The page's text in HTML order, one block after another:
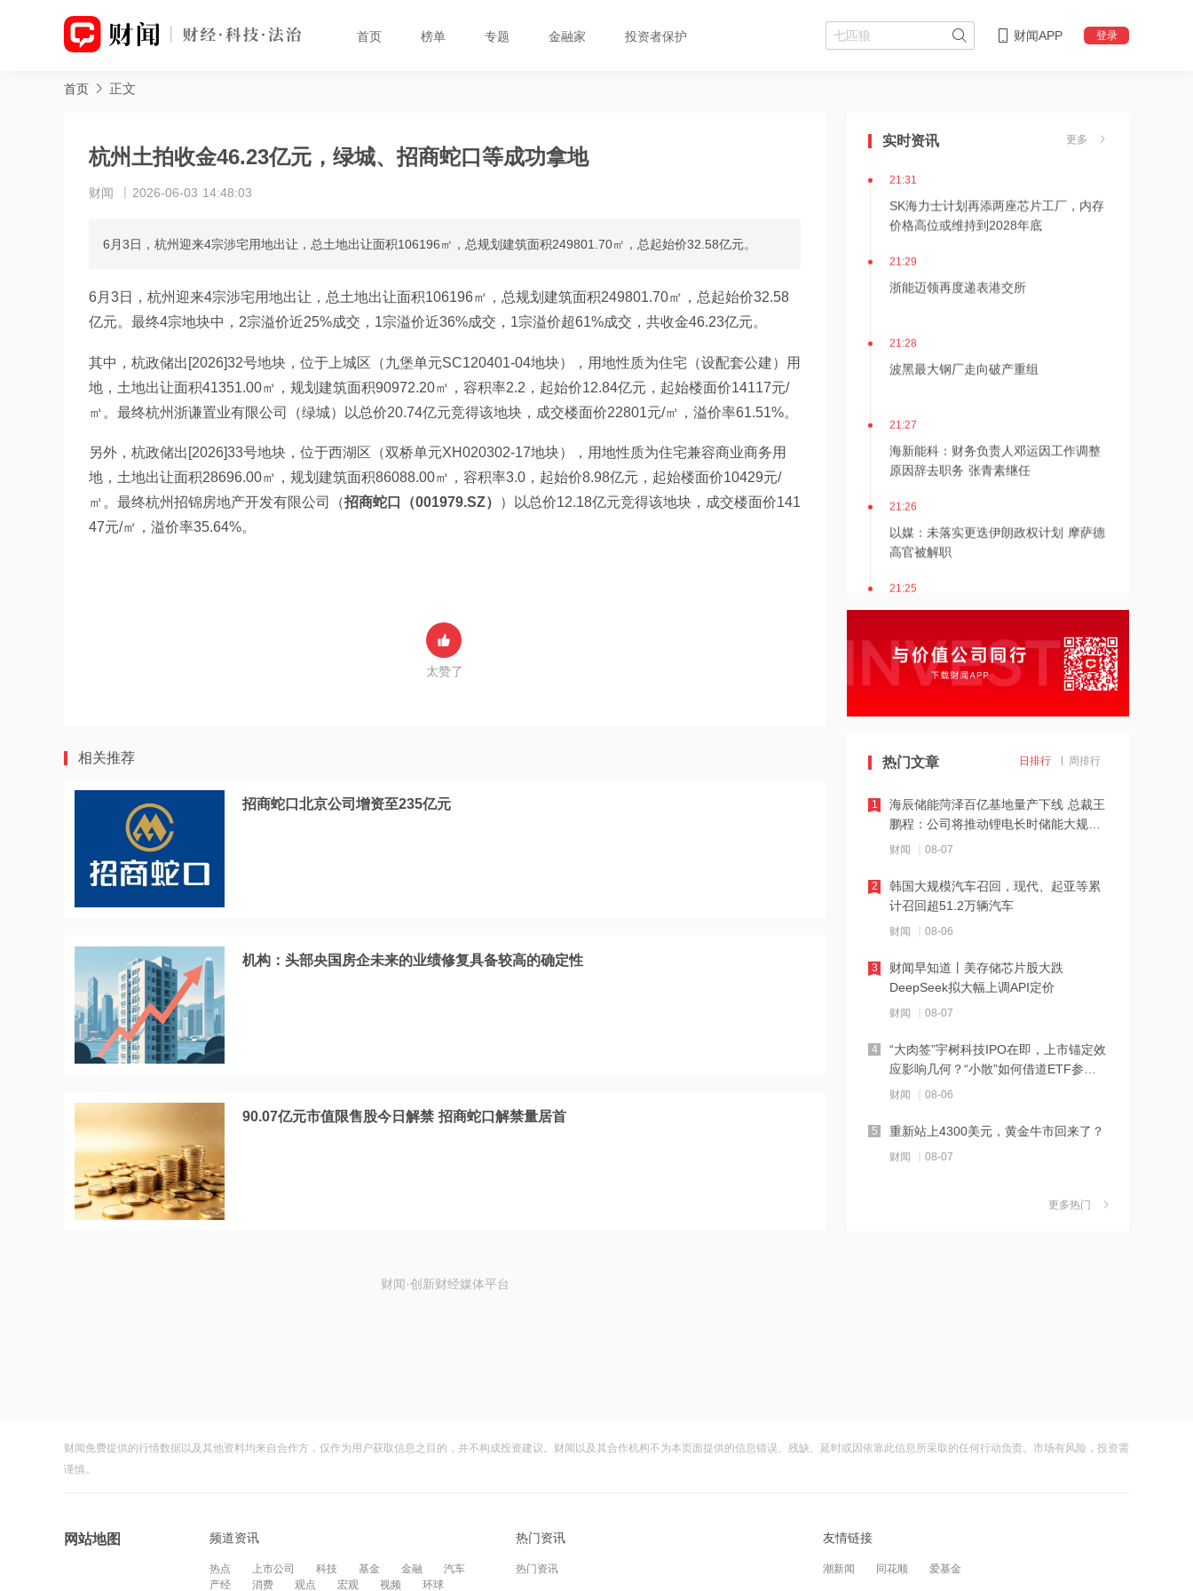
首页 榜单 专题 金融家 投资者保护 财闻APP 登录
首页 正文
杭州土拍收金46.23亿元，绿城、招商蛇口等成功拿地
财闻 2026-06-03 14:48:03
6月3日，杭州迎来4宗涉宅用地出让，总土地出让面积106196㎡，总规划建筑面积249801.70㎡，总起始价32.58亿元。
6月3日，杭州迎来4宗涉宅用地出让，总土地出让面积106196㎡，总规划建筑面积249801.70㎡，总起始价32.58
亿元。最终4宗地块中，2宗溢价近25%成交，1宗溢价近36%成交，1宗溢价超61%成交，共收金46.23亿元。
其中，杭政储出[2026]32号地块，位于上城区（九堡单元SC120401-04地块），用地性质为住宅（设配套公建）用
地，土地出让面积41351.00㎡，规划建筑面积90972.20㎡，容积率2.2，起始价12.84亿元，起始楼面价14117元/
㎡。最终杭州浙谦置业有限公司（绿城）以总价20.74亿元竞得该地块，成交楼面价22801元/㎡，溢价率61.51%。
另外，杭政储出[2026]33号地块，位于西湖区（双桥单元XH020302-17地块），用地性质为住宅兼容商业商务用
地，土地出让面积28696.00㎡，规划建筑面积86088.00㎡，容积率3.0，起始价8.98亿元，起始楼面价10429元/
㎡。最终杭州招锦房地产开发有限公司（招商蛇口（001979.SZ）
）以总价12.18亿元竞得该地块，成交楼面价141
47元/㎡，溢价率35.64%。
太赞了
相关推荐
招商蛇口北京公司增资至235亿元
机构：头部央国房企未来的业绩修复具备较高的确定性
90.07亿元市值限售股今日解禁 招商蛇口解禁量居首
财闻·创新财经媒体平台
实时资讯 更多
三大指数高开，美光、博通、英特尔集
21:31
SK海力士计划再添两座芯片工厂，内存
价格高位或维持到2028年底
21:29
浙能迈领再度递表港交所
21:28
波黑最大钢厂走向破产重组
21:27
海新能科：财务负责人邓运因工作调整
原因辞去职务 张青素继任
21:26
以媒：未落实更迭伊朗政权计划 摩萨德
高官被解职
21:25
湖北能源：7月公司完成发电量37.89亿
21:24
北京：非京籍家庭购房社保个税缴纳年
美国重要数据出炉，美联储年底前加息
21:23
下周285.22亿元市值限售股解禁 陆家嘴
21:20
中国再保险：何兴达董事任职资格获国
21:16
海川智能：公司自动衡器产品没有应用
21:14
南大光电：公司高纯磷烷产能为140吨/
21:13
力应对极端天气
21:08
热门文章 日排行 周排行
海辰储能菏泽百亿基地量产下线 总裁王
鹏程：公司将推动锂电长时储能大规模
交付
财闻 08-07
1
韩国大规模汽车召回，现代、起亚等累
计召回超51.2万辆汽车
财闻 08-06
2
财闻早知道丨美存储芯片股大跌
DeepSeek拟大幅上调API定价
财闻 08-07
3
“大肉签”宇树科技IPO在即，上市锚定效
应影响几何？“小散”如何借道ETF参
与？
财闻 08-06
4
重新站上4300美元，黄金牛市回来了？
财闻 08-07
5
四成？公司回应：设备还在安装中，谈
更多热门
财闻免费提供的行情数据以及其他资料均来自合作方，仅作为用户获取信息之目的，并不构成投资建议。财闻以及其合作机构不为本页面提供的信息错误、残缺、延时或因依靠此信息所采取的任何行动负责。市场有风险，投资需
谨慎。
网站地图 频道资讯
热点 上市公司 科技 基金 金融
汽车
产经
消费 观点 宏观 视频 环球
热门资讯
热门资讯
友情链接
潮新闻 同花顺 爱基金